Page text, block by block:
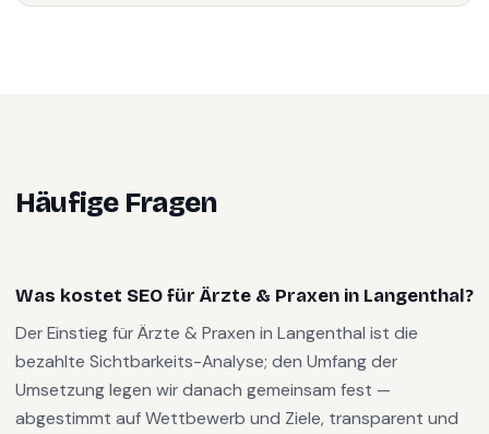
Häufige Fragen
Was kostet SEO für Ärzte & Praxen in Langenthal?
Der Einstieg für Ärzte & Praxen in Langenthal ist die
bezahlte Sichtbarkeits-Analyse; den Umfang der
Umsetzung legen wir danach gemeinsam fest —
abgestimmt auf Wettbewerb und Ziele, transparent und